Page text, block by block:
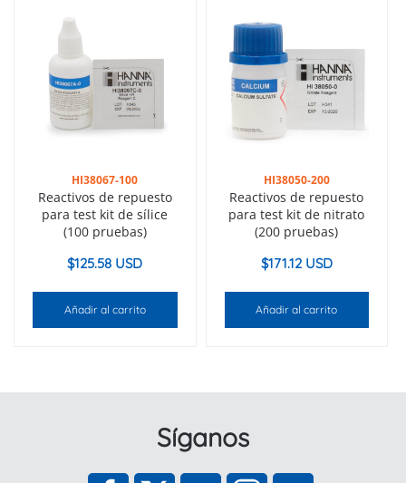
HI38067-100
Reactivos de repuesto
para test kit de sílice
(100 pruebas)
$125.58 USD
Añadir al carrito
HI38050-200
Reactivos de repuesto
para test kit de nitrato
(200 pruebas)
$171.12 USD
Añadir al carrito
Síganos